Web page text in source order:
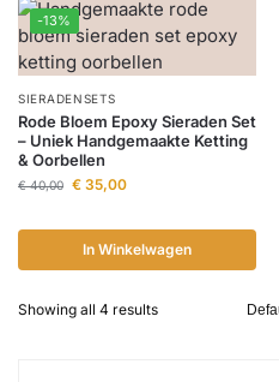
-13%
SIERADENSETS
Rode Bloem Epoxy Sieraden Set
– Uniek Handgemaakte Ketting
& Oorbellen
€40,00 € 35,00
In Winkelwagen
Showing all 4 results